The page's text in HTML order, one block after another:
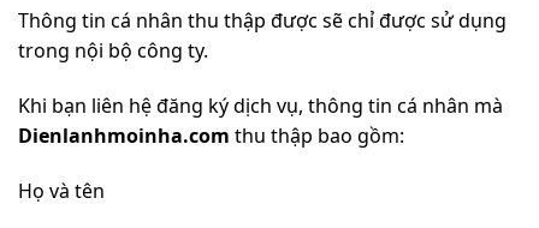
Thông tin cá nhân thu thập được sẽ chỉ được sử dụng
trong nội bộ công ty.
Khi bạn liên hệ đăng ký dịch vụ, thông tin cá nhân mà
Dienlanhmoinha.com thu thập bao gồm:
Họ và tên